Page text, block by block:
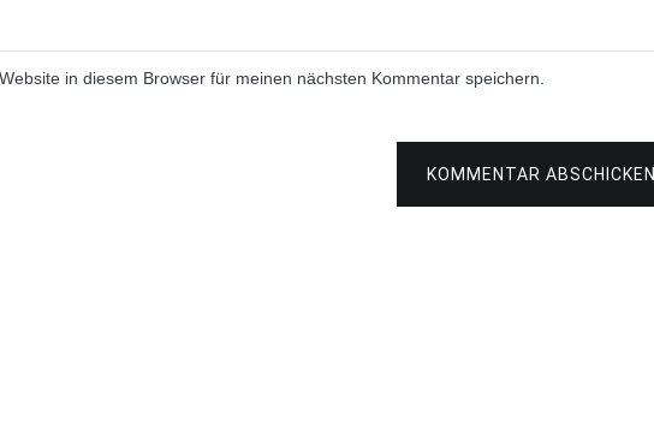
in diesem Browser für meinen nächsten Kommentar speichern.
KOMMENTAR ABSCHICKEN